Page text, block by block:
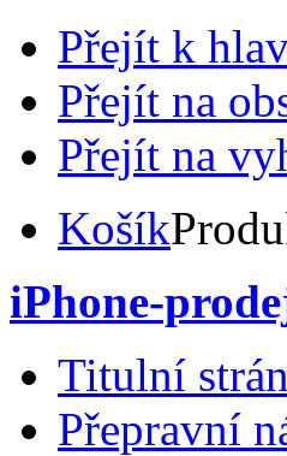
Přejít k
Přejít na
Přejít na
Košík
iPhone-
Titulní
Přepravní